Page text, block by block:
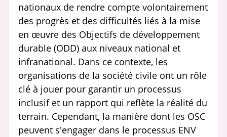
nationaux de rendre compte volontairement
des progrès et des difficultés liés à la mise
en œuvre des Objectifs de développement
durable (ODD) aux niveaux national et
infranational. Dans ce contexte, les
organisations de la société civile ont un rôle
clé à jouer pour garantir un processus
inclusif et un rapport qui reflète la réalité du
terrain. Cependant, la manière dont les OSC
peuvent s'engager dans le processus ENV